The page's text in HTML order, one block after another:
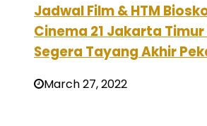
Jadwal Film & HTM
Cinema 21 Jakarta Timur
Segera Tayang Akhir
March 27, 2022